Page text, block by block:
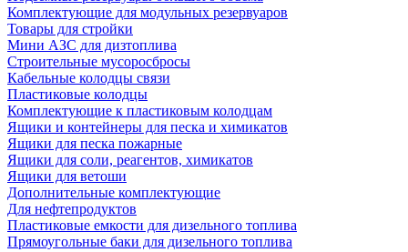
Комплектующие для модульных резервуаров
Товары для стройки
Мини АЗС для дизтоплива
Строительные мусоросбросы
Кабельные колодцы связи
Пластиковые колодцы
Комплектующие к пластиковым колодцам
Ящики и контейнеры для песка и химикатов
Ящики для песка пожарные
Ящики для соли, реагентов, химикатов
Ящики для ветоши
Дополнительные комплектующие
Для нефтепродуктов
Пластиковые емкости для дизельного топлива
Прямоугольные баки для дизельного топлива